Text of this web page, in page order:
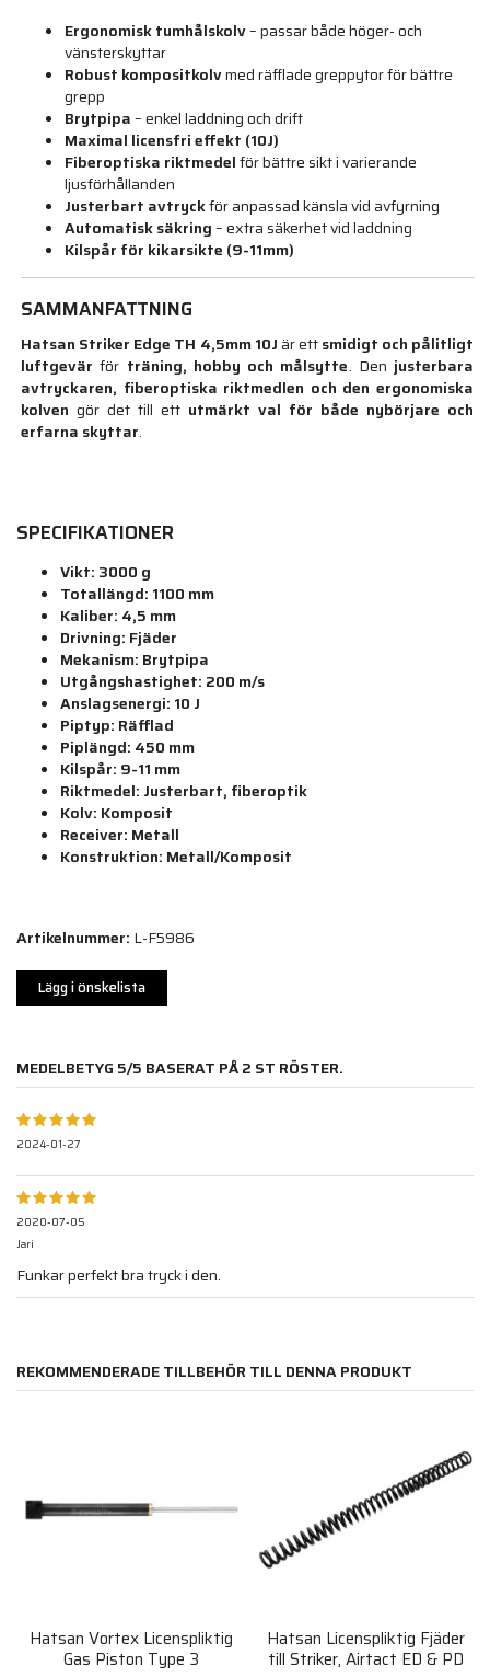
Ergonomisk tumhålskolv– passar både höger- och
vänsterskyttar
Robust kompositkolvmed räfflade greppytor för bättre
grepp
Brytpipa– enkel laddning och drift
Maximal licensfri effekt (10J)
Fiberoptiska riktmedelför bättre sikt i varierande
ljusförhållanden
Justerbart avtryckför anpassad känsla vid avfyrning
Automatisk säkring– extra säkerhet vid laddning
Kilspår för kikarsikte (9-11mm)
SAMMANFATTNING
Hatsan Striker Edge TH 4,5mm 10Jär ettsmidigt och pålitligt
luftgevär för träning, hobby och målsytte. Den justerbara
avtryckaren, fiberoptiska riktmedlen och den ergonomiska
kolven gör det till ett utmärkt val för både nybörjare och
erfarna skyttar.
SPECIFIKATIONER
Vikt: 3000 g
Totallängd: 1100 mm
Kaliber: 4,5 mm
Drivning: Fjäder
Mekanism: Brytpipa
Utgångshastighet: 200 m/s
Anslagsenergi: 10 J
Piptyp: Räfflad
Piplängd: 450 mm
Kilspår: 9-11 mm
Riktmedel: Justerbart, fiberoptik
Kolv: Komposit
Receiver: Metall
Konstruktion: Metall/Komposit
Artikelnummer: L-F5986
Lägg i önskelista
MEDELBETYG 5/5 BASERAT PÅ2 ST RÖSTER.
2024-01-27
2020-07-05
Jari
Funkar perfekt bra tryck i den.
REKOMMENDERADE TILLBEHÖR TILL DENNA PRODUKT
Hatsan Vortex Licenspliktig
Gas Piston Type 3
Hatsan Licenspliktig Fjäder
till Striker, Airtact ED & PD